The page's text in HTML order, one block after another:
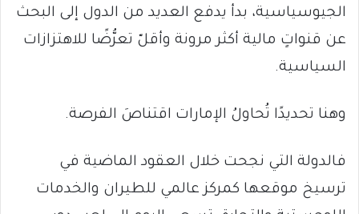
الجيوسياسية، بدأ يدفع العديد من الدول إلى البحث
عن قنواتٍ مالية أكثر مرونة وأقلّ تعرُّضًا للاهتزازات
السياسية.
وهنا تحديدًا تُحاولُ الإمارات اقتناصَ الفرصة.
فالدولة التي نجحت خلال العقود الماضية في
ترسيخ موقعها كمركز عالمي للطيران والخدمات